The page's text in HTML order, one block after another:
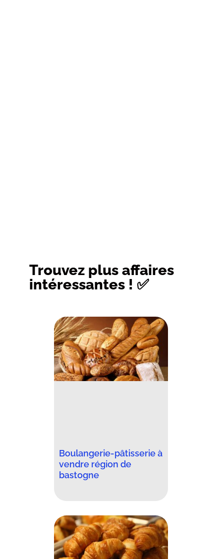
Trouvez plus affaires
intéressantes ! ✅
Boulangerie-pâtisserie à
vendre région de
bastogne